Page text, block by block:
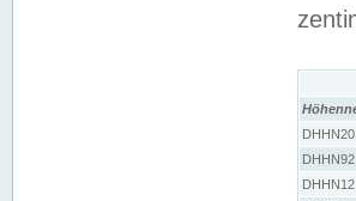
DHHN92
DHHN12